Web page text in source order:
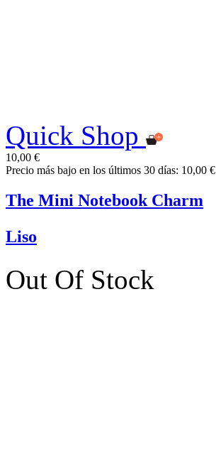
Quick Shop
10,00 €
Precio más bajo en los últimos 30 días: 10,00 €
The Mini Notebook Charm
Liso
Out Of Stock